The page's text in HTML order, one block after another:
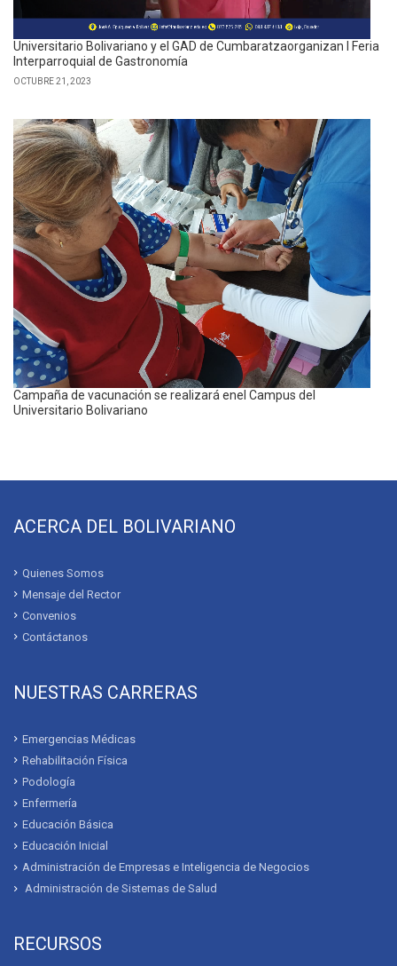
Universitario Bolivariano y el GAD de Cumbaratzaorganizan I Feria
Interparroquial de Gastronomía
OCTUBRE 21, 2023
Campaña de vacunación se realizará enel Campus del
Universitario Bolivariano
ACERCA DEL BOLIVARIANO
Quienes Somos
Mensaje del Rector
Convenios
Contáctanos
NUESTRAS CARRERAS
Emergencias Médicas
Rehabilitación Física
Podología
Enfermería
Educación Básica
Educación Inicial
Administración de Empresas e Inteligencia de Negocios
Administración de Sistemas de Salud
RECURSOS